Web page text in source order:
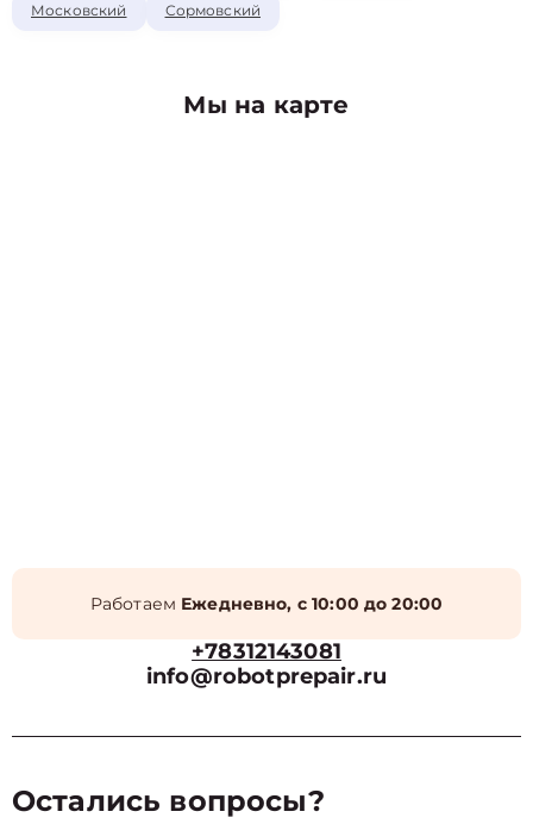
Московский Сормовский
Мы на карте
Работаем Ежедневно, с 10:00 до 20:00
+78312143081
info@robotprepair.ru
Остались вопросы?